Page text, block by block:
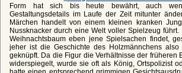
Form hat sich bis heute bewährt, auch
Gestaltungsdetails im Laufe der Zeit mitunter
Märchen handelt von einem kleinen kranken
Nussknacker durch eine Welt voller Spielzeug
Weihnachtsbaum eben jene Spielsachen findet,
jeher ist die Geschichte des Holzmännchens
geknüpft. Da die Figur die Verhältnisse der früheren
widerspiegelt, wurde sie oft als König, Ortspolizist